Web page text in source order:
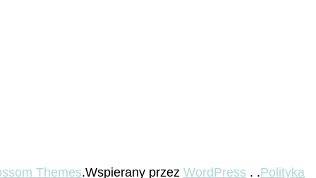
Themes.Wspierany przez WordPress . .Polityka